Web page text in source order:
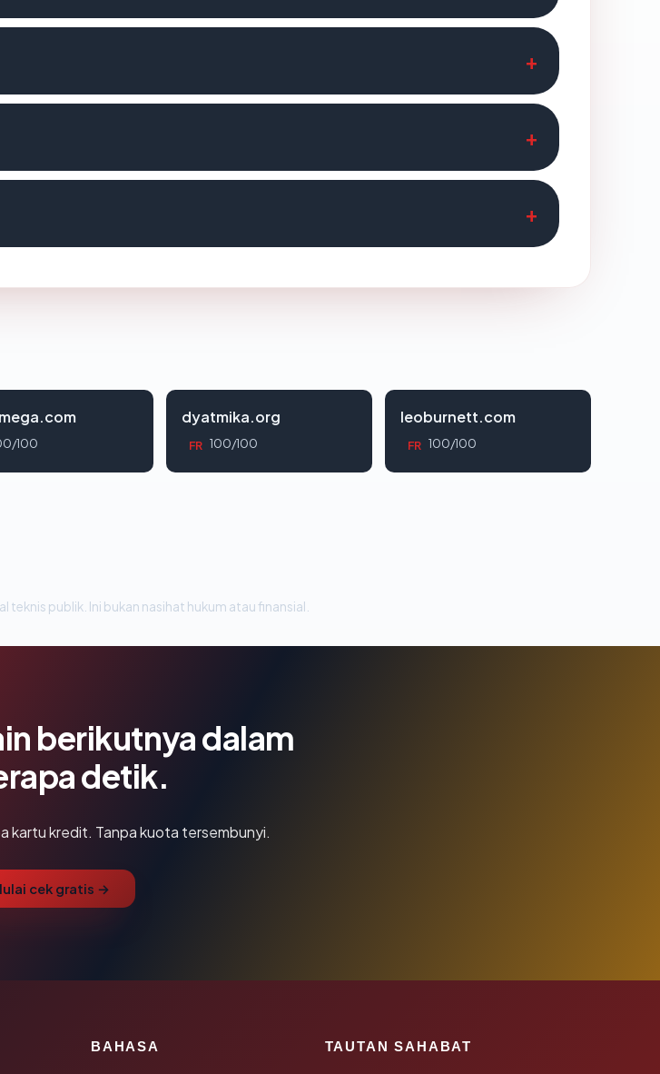
100
dyatmika.org
FR 100/100
leoburnett.com
FR 100/100
teknis publik. Ini bukan nasihat hukum atau finansial.
berikutnya dalam
detik.
kartu kredit. Tanpa kuota tersembunyi.
cek gratis →
BAHASA TAUTAN SAHABAT